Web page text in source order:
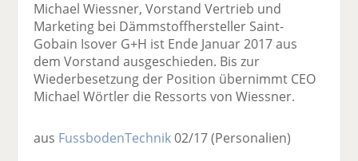
Michael Wiessner, Vorstand Vertrieb und
Marketing bei Dämmstoffhersteller Saint-
Gobain Isover G+H ist Ende Januar 2017 aus
dem Vorstand ausgeschieden. Bis zur
Wiederbesetzung der Position übernimmt CEO
Michael Wörtler die Ressorts von Wiessner.
aus FussbodenTechnik02/17(Personalien)